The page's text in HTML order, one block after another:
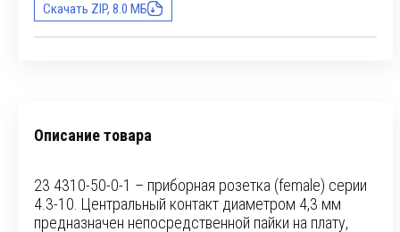
Скачать ZIP, 8.0 МБ
Описание товара
23 4310-50-0-1 – приборная розетка (female) серии
4.3-10. Центральный контакт диаметром 4,3 мм
предназначен непосредственной пайки на плату,